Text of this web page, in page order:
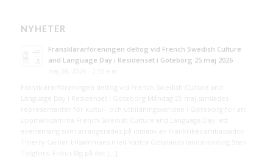
NYHETER
Fransklärarföreningen deltog vid French Swedish Culture
and Language Day i Residenset i Göteborg 25 maj 2026
maj 28, 2026 - 2:55 e m
Fransklärarföreningen deltog vid French Swedish Culture and
Language Day i Residenset i Göteborg Måndag 25 maj samlades
representanter för kultur- och utbildningsvärlden i Göteborg för att
uppmärksamma French Swedish Culture and Language Day, ett
evenemang som arrangerades på initiativ av Frankrikes ambassadör
Thierry Carlier tillsammans med Västra Götalands landshövding Sten
Tolgfors. Fokus låg på det […]